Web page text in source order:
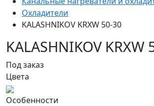
Охладители
KALASHNIKOV KRXW 50-30
KALASHNIKOV KRXW
Под заказ
Цвета
Особенности